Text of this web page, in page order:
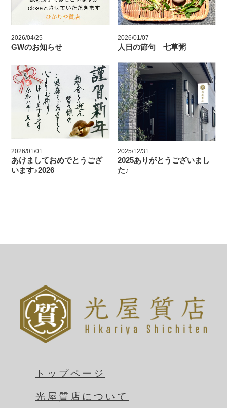
2026/04/25
GWのお知らせ
2026/01/07
人日の節句 七草粥
2026/01/01
あけましておめでとうござ
います♪2026
2025/12/31
2025ありがとうございまし
た♪
トップページ
光屋質店について